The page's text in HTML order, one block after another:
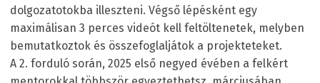
dolgozatotokba illeszteni. Végső lépésként egy
maximálisan 3 perces videót kell feltöltenetek, melyben
bemutatkoztok és összefoglaljátok a projekteteket.
A 2. forduló során, 2025 első negyed évében a felkért